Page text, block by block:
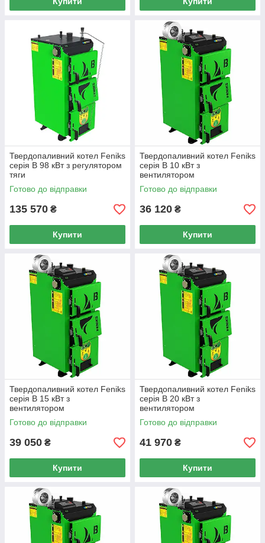
Твердопаливний котел Feniks
серія B 98 кВт з регулятором
тяги
Готово до відправки
135 570 ₴
Купити
Твердопаливний котел Feniks
серія B 10 кВт з
вентилятором
Готово до відправки
36 120 ₴
Купити
Твердопаливний котел Feniks
серія B 15 кВт з
вентилятором
Готово до відправки
39 050 ₴
Купити
Твердопаливний котел Feniks
серія B 20 кВт з
вентилятором
Готово до відправки
41 970 ₴
Купити